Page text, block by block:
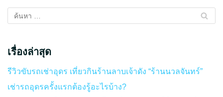
เรื่องล่าสุด
รีวิวขับรถเช่าอุดร เที่ยวกินร้านลาบเจ้าดัง “ร้านนวลจันทร์”
เช่ารถอุดรครั้งแรกต้องรู้อะไรบ้าง?